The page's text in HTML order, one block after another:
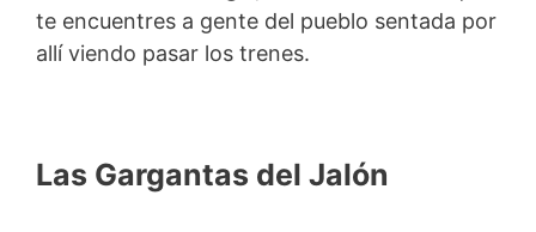
te encuentres a gente del pueblo sentada por
allí viendo pasar los trenes.
Las Gargantas del Jalón